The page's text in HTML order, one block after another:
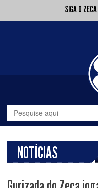
SIGA O ZECA
NOTÍCIAS